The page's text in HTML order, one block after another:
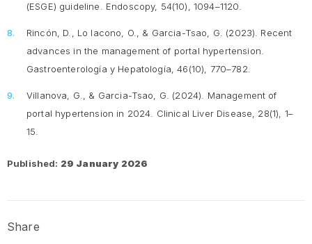
(ESGE) guideline. Endoscopy, 54(10), 1094–1120.
Rincón, D., Lo Iacono, O., & Garcia-Tsao, G. (2023). Recent
advances in the management of portal hypertension.
Gastroenterología y Hepatología, 46(10), 770–782.
Villanova, G., & Garcia-Tsao, G. (2024). Management of
portal hypertension in 2024. Clinical Liver Disease, 28(1), 1–
15.
Published: 29 January 2026
Share